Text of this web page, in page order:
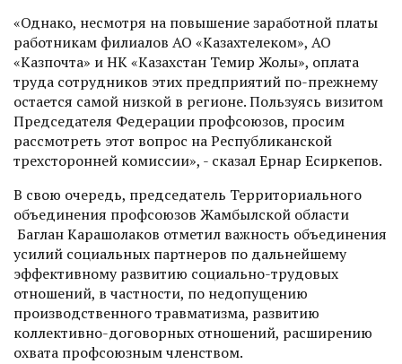
«Однако, несмотря на повышение заработной платы
работникам филиалов АО «Казахтелеком», АО
«Казпочта» и НК «Казахстан Темир Жолы», оплата
труда сотрудников этих предприятий по-прежнему
остается самой низкой в регионе. Пользуясь визитом
Председателя Федерации профсоюзов, просим
рассмотреть этот вопрос на Республиканской
трехсторонней комиссии», - сказал Ернар Есиркепов.
В свою очередь, председатель Территориального
объединения профсоюзов Жамбылской области
Баглан Карашолаков отметил важность объединения
усилий социальных партнеров по дальнейшему
эффективному развитию социально-трудовых
отношений, в частности, по недопущению
производственного травматизма, развитию
коллективно-договорных отношений, расширению
охвата профсоюзным членством.